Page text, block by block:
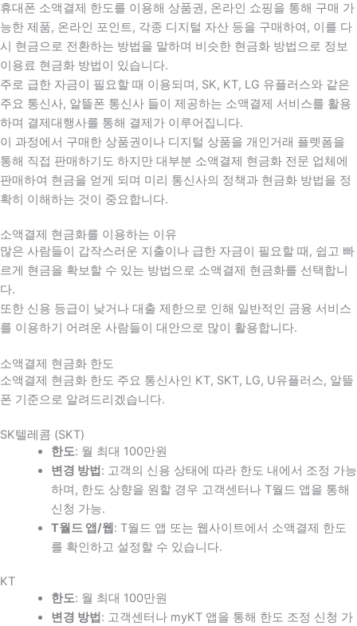
휴대폰 소액결제 한도를 이용해 상품권, 온라인 쇼핑을 통해 구매 가
능한 제품, 온라인 포인트, 각종 디지털 자산 등을 구매하여, 이를 다
시 현금으로 전환하는 방법을 말하며 비슷한 현금화 방법으로 정보
이용료 현금화 방법이 있습니다.
주로 급한 자금이 필요할 때 이용되며, SK, KT, LG 유플러스와 같은
주요 통신사, 알뜰폰 통신사 들이 제공하는 소액결제 서비스를 활용
하며 결제대행사를 통해 결제가 이루어집니다.
이 과정에서 구매한 상품권이나 디지털 상품을 개인거래 플렛폼을
통해 직접 판매하기도 하지만 대부분 소액결제 현금화 전문 업체에
판매하여 현금을 얻게 되며 미리 통신사의 정책과 현금화 방법을 정
확히 이해하는 것이 중요합니다.
소액결제 현금화를 이용하는 이유
많은 사람들이 갑작스러운 지출이나 급한 자금이 필요할 때 , 쉽고 빠
르게 현금을 확보할 수 있는 방법으로 소액결제 현금화를 선택합니
다.
또한 신용 등급이 낮거나 대출 제한으로 인해 일반적인 금융 서비스
를 이용하기 어려운 사람들이 대안으로 많이 활용합니다.
소액결제 현금화 한도
소액결제 현금화 한도 주요 통신사인 KT, SKT, LG, U유플러스, 알뜰
폰 기준으로 알려드리겠습니다.
SK텔레콤 (SKT)
한도: 월 최대 100만원
변경 방법 : 고객의 신용 상태에 따라 한도 내에서 조정 가능
하며, 한도 상향을 원할 경우 고객센터나 T월드 앱을 통해
신청 가능.
T월드 앱/웹 : T월드 앱 또는 웹사이트에서 소액결제 한도
를 확인하고 설정할 수 있습니다.
KT
한도: 월 최대 100만원
변경 방법 : 고객센터나 myKT 앱을 통해 한도 조정 신청 가